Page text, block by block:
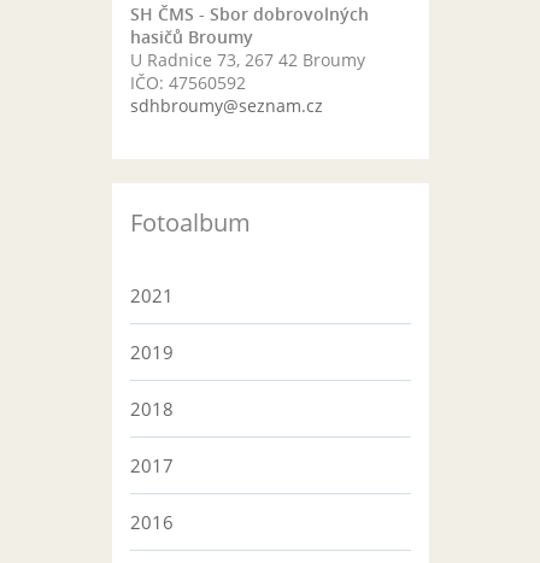
SH ČMS - Sbor dobrovolných
hasičů Broumy
U Radnice 73, 267 42 Broumy
IČO: 47560592
sdhbroumy@seznam.cz
Fotoalbum
2021
2019
2018
2017
2016